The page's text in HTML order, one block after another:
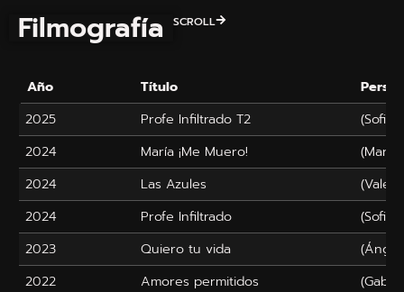
Filmografía SCROLL
Año Título
2025
Profe Infiltrado T2
(Sofia)
2024
María ¡Me Muero!
(María)
2024
Las Azules
2024
Profe Infiltrado
(Sofia)
2023
Quiero tu vida
2022
Amores permitidos